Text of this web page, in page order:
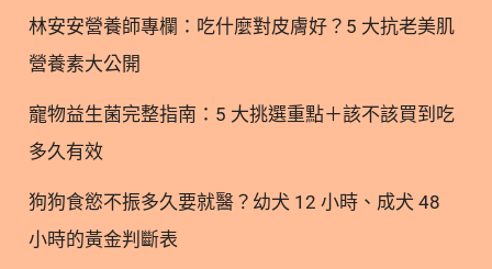
下降，廢物逐漸在體內堆積，就會形成腎衰竭。貓咪
天生較不愛喝水，這使得牠們的腎臟往往需要承受較
異 在醫學上，腎臟功能衰退主要分為急性與慢性兩種
情況。貓急性腎衰竭通常發生得非常突然，可能因為
誤食百合花等有毒物質、尿道阻塞或嚴重脫水所引
適當治療，腎臟功能是有機會恢復的。 相對於急性發
林安安營養師專欄：吃什麼對皮膚好？5 大抗老美肌
營養素大公開
寵物益生菌完整指南：5 大挑選重點＋該不該買到吃
多久有效
狗狗食慾不振多久要就醫？幼犬 12 小時、成犬 48
小時的黃金判斷表